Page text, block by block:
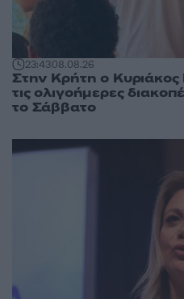
23:4308.08.26
Στην Κρήτη ο Κυριάκος
τις ολιγοήμερες
το Σάββατο